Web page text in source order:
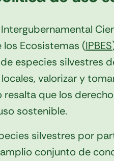
Ecosistemas (IPBES
especies silvestres
valorizar y
que los
sostenible.
silvestres por
conjunto de